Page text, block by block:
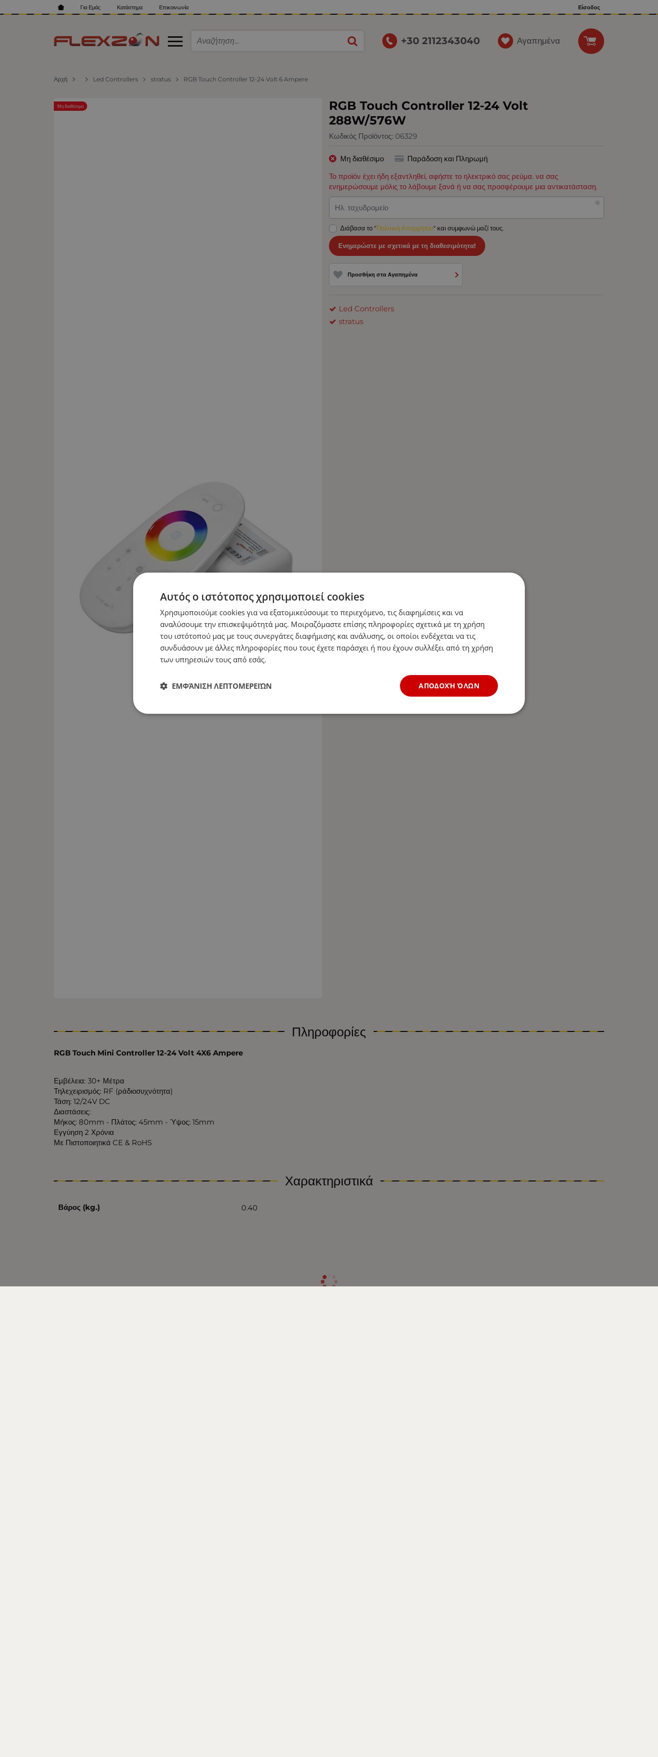
Για Εμάς Κατάστημα Επικοινωνία Είσοδος
+30 2112343040 Αγαπημένα
Αρχή Led Controllers stratus RGB Touch Controller 12-24 Volt 6 Ampere
RGB Touch Controller 12-24 Volt
288W/576W
Κωδικός Προϊόντος: 06329
Μη διαθέσιμο
Μη διαθέσιμο
Παράδοση και Πληρωμή
Το προϊόν έχει ήδη εξαντληθεί, αφήστε το ηλεκτρικό σας ρεύμα. να σας
ενημερώσουμε μόλις το λάβουμε ξανά ή να σας προσφέρουμε μια αντικατάσταση.
Ηλ. ταχυδρομείο
Διάβασα το "Πολιτική Απορρήτου" και συμφωνώ μαζί τους.
Ενημερώστε με σχετικά με τη διαθεσιμότητα!
Προσθήκη στα Αγαπημένα
Led Controllers
stratus
Πληροφορίες
RGB Touch Mini Controller 12-24 Volt 4X6 Ampere
Εμβέλεια: 30+ Μέτρα
Τηλεχειρισμός: RF (ράδιοσυχνότητα)
Τάση: 12/24V DC
Διαστάσεις:
Μήκος: 80mm - Πλάτος: 45mm - Ύψος: 15mm
Εγγύηση 2 Χρόνια
Με Πιστοποιητικά CE & RoHS
Χαρακτηριστικά
Βάρος (kg.) 0.40
Αυτός ο ιστότοπος χρησιμοποιεί cookies
Χρησιμοποιούμε cookies για να εξατομικεύσουμε το περιεχόμενο, τις διαφημίσεις και να
αναλύσουμε την επισκεψιμότητά μας. Μοιραζόμαστε επίσης πληροφορίες σχετικά με τη χρήση
του ιστότοπού μας με τους συνεργάτες διαφήμισης και ανάλυσης, οι οποίοι ενδέχεται να τις
συνδυάσουν με άλλες πληροφορίες που τους έχετε παράσχει ή που έχουν συλλέξει από τη χρήση
των υπηρεσιών τους από εσάς.
ΑΠΟΔΟΧΉ ΌΛΩΝ
ΕΜΦΆΝΙΣΗ ΛΕΠΤΟΜΕΡΕΙΏΝ